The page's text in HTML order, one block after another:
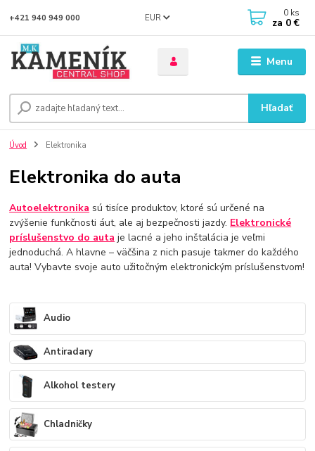
Menu
EUR
Hľadať
+421 940 949 000 0 ks
za 0 €
Úvod Elektronika
Elektronika do auta
Autoelektronika sú tisíce produktov, ktoré sú určené na
zvýšenie funkčnosti áut, ale aj bezpečnosti jazdy. Elektronické
príslušenstvo do auta je lacné a jeho inštalácia je veľmi
jednoduchá. A hlavne – väčšina z nich pasuje takmer do každého
auta! Vybavte svoje auto užitočným elektronickým príslušenstvom!
Audio
Antiradary
Alkohol testery
Chladničky